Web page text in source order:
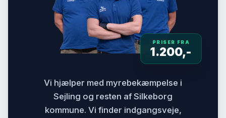
PRISER FRA
1.200,-
Vi hjælper med myrebekæmpelse i
Sejling og resten af Silkeborg
kommune. Vi finder indgangsveje,